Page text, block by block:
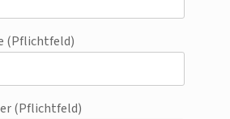
(Pflichtfeld)
(Pflichtfeld)